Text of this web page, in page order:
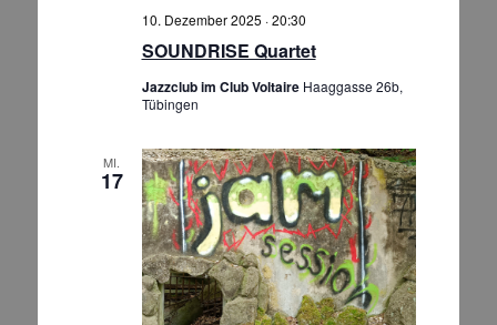
SOUNDRISE Quartet
10. Dezember 2025 · 20:30
Jazzclub im Club Voltaire Haaggasse 26b,
Tübingen
MI.
17